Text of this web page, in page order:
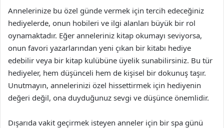
Annelerinize bu özel günde vermek için tercih edeceğiniz
hediyelerde, onun hobileri ve ilgi alanları büyük bir rol
oynamaktadır. Eğer anneleriniz kitap okumayı seviyorsa,
onun favori yazarlarından yeni çıkan bir kitabı hediye
edebilir veya bir kitap kulübüne üyelik sunabilirsiniz. Bu tür
hediyeler, hem düşünceli hem de kişisel bir dokunuş taşır.
Unutmayın, annelerinizi özel hissettirmek için hediyenin
değeri değil, ona duyduğunuz sevgi ve düşünce önemlidir.
Dışarıda vakit geçirmek isteyen anneler için bir spa günü